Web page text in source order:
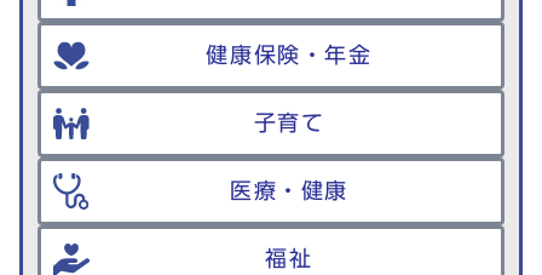
健康保険・年金
子育て
医療・健康
福祉